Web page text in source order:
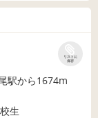
リストに
保存
駅から1674m
生